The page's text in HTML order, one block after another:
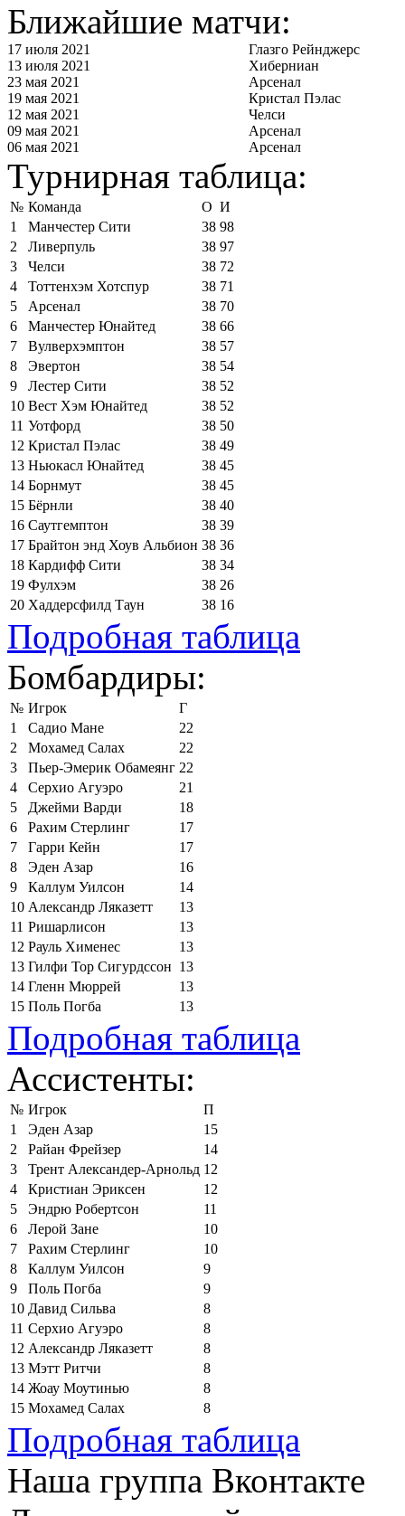
Ближайшие матчи:
17 июля 2021
Глазго Рейнджерс
13 июля 2021
Хиберниан
23 мая 2021
Арсенал
19 мая 2021
Кристал Пэлас
12 мая 2021
Челси
09 мая 2021
Арсенал
06 мая 2021
Арсенал
Турнирная таблица:
№ Команда О И
1
Манчестер Сити 38 98
2
Ливерпуль 38 97
3
Челси 38 72
4
Тоттенхэм Хотспур 38 71
5
Арсенал 38 70
6
Манчестер Юнайтед 38 66
7
Вулверхэмптон 38 57
8
Эвертон 38 54
9
Лестер Сити 38 52
10 Вест Хэм Юнайтед 38 52
11 Уотфорд 38 50
12 Кристал Пэлас 38 49
13 Ньюкасл Юнайтед 38 45
14 Борнмут 38 45
15 Бёрнли 38 40
16 Саутгемптон 38 39
17 Брайтон энд Хоув Альбион 38 36
18 Кардифф Сити 38 34
19 Фулхэм 38 26
20 Хаддерсфилд Таун 38 16
Подробная таблица
Бомбардиры:
№ Игрок
Г
1
Садио Мане
22
2
Мохамед Салах
22
3
Пьер-Эмерик Обамеянг 22
4
Серхио Агуэро
21
5
Джейми Варди
18
6
Рахим Стерлинг
17
7
Гарри Кейн
17
8
Эден Азар
16
9
Каллум Уилсон
14
10 Александр Ляказетт
13
11 Ришарлисон
13
12 Рауль Хименес
13
13 Гилфи Тор Сигурдссон 13
14 Гленн Мюррей
13
15 Поль Погба 13
Подробная таблица
Ассистенты:
№ Игрок
П
1
Эден Азар
15
2
Райан Фрейзер
14
3
Трент Александер-Арнольд 12
4
Кристиан Эриксен
12
5
Эндрю Робертсон
11
6
Лерой Зане
10
7
Рахим Стерлинг
10
8
Каллум Уилсон
9
9
Поль Погба
9
10 Давид Сильва
8
11 Серхио Агуэро
8
12 Александр Ляказетт
8
13 Мэтт Ритчи
8
14 Жоау Моутинью
8
15 Мохамед Салах 8
Подробная таблица
Наша группа Вконтакте